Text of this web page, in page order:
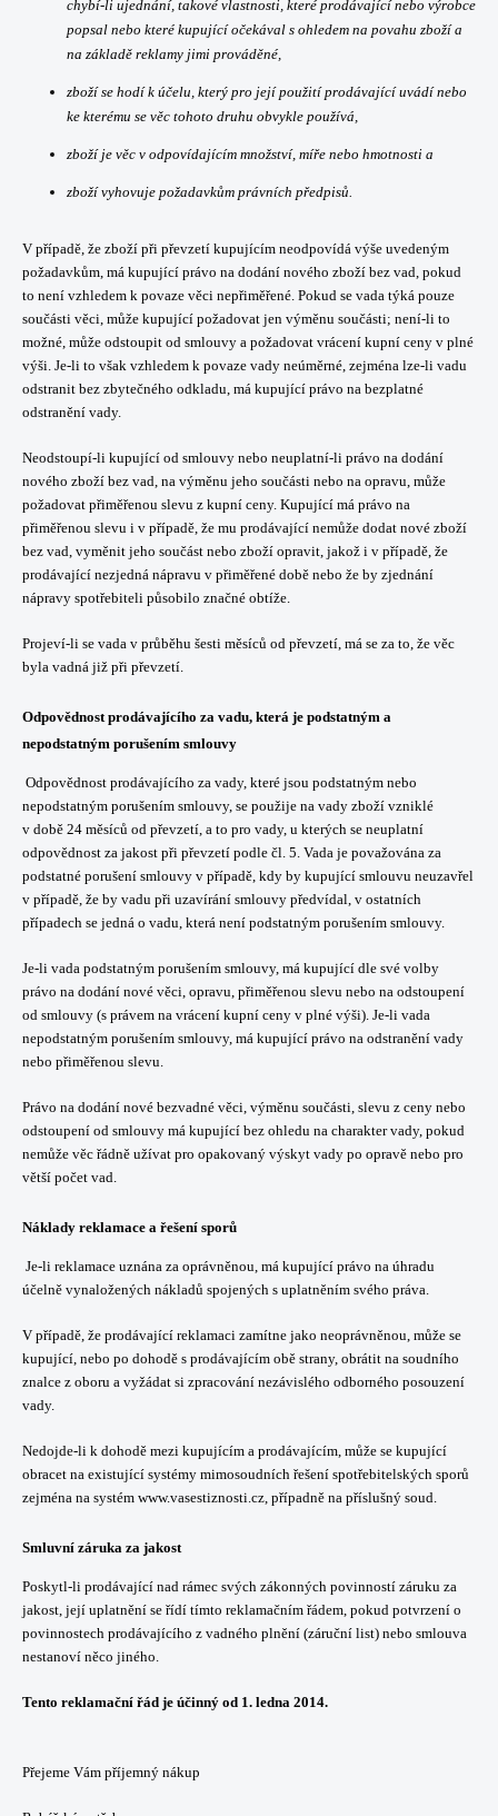
chybí-li ujednání, takové vlastnosti, které prodávající nebo výrobce
popsal nebo které kupující očekával s ohledem na povahu zboží a
na základě reklamy jimi prováděné,
zboží se hodí k účelu, který pro její použití prodávající uvádí nebo
ke kterému se věc tohoto druhu obvykle používá,
zboží je věc v odpovídajícím množství, míře nebo hmotnosti a
zboží vyhovuje požadavkům právních předpisů.
V případě, že zboží při převzetí kupujícím neodpovídá výše uvedeným
požadavkům, má kupující právo na dodání nového zboží bez vad, pokud
to není vzhledem k povaze věci nepřiměřené. Pokud se vada týká pouze
součásti věci, může kupující požadovat jen výměnu součásti; není-li to
možné, může odstoupit od smlouvy a požadovat vrácení kupní ceny v plné
výši. Je-li to však vzhledem k povaze vady neúměrné, zejména lze-li vadu
odstranit bez zbytečného odkladu, má kupující právo na bezplatné
odstranění vady.
Neodstoupí-li kupující od smlouvy nebo neuplatní-li právo na dodání
nového zboží bez vad, na výměnu jeho součásti nebo na opravu, může
požadovat přiměřenou slevu z kupní ceny. Kupující má právo na
přiměřenou slevu i v případě, že mu prodávající nemůže dodat nové zboží
bez vad, vyměnit jeho součást nebo zboží opravit, jakož i v případě, že
prodávající nezjedná nápravu v přiměřené době nebo že by zjednání
nápravy spotřebiteli působilo značné obtíže.
Projeví-li se vada v průběhu šesti měsíců od převzetí, má se za to, že věc
byla vadná již při převzetí.
Odpovědnost prodávajícího za vadu, která je podstatným a
nepodstatným porušením smlouvy
Odpovědnost prodávajícího za vady, které jsou podstatným nebo
nepodstatným porušením smlouvy, se použije na vady zboží vzniklé
v době 24 měsíců od převzetí, a to pro vady, u kterých se neuplatní
odpovědnost za jakost při převzetí podle čl. 5. Vada je považována za
podstatné porušení smlouvy v případě, kdy by kupující smlouvu neuzavřel
v případě, že by vadu při uzavírání smlouvy předvídal, v ostatních
případech se jedná o vadu, která není podstatným porušením smlouvy.
Je-li vada podstatným porušením smlouvy, má kupující dle své volby
právo na dodání nové věci, opravu, přiměřenou slevu nebo na odstoupení
od smlouvy (s právem na vrácení kupní ceny v plné výši). Je-li vada
nepodstatným porušením smlouvy, má kupující právo na odstranění vady
nebo přiměřenou slevu.
Právo na dodání nové bezvadné věci, výměnu součásti, slevu z ceny nebo
odstoupení od smlouvy má kupující bez ohledu na charakter vady, pokud
nemůže věc řádně užívat pro opakovaný výskyt vady po opravě nebo pro
větší počet vad.
Náklady reklamace a řešení sporů
Je-li reklamace uznána za oprávněnou, má kupující právo na úhradu
účelně vynaložených nákladů spojených s uplatněním svého práva.
V případě, že prodávající reklamaci zamítne jako neoprávněnou, může se
kupující, nebo po dohodě s prodávajícím obě strany, obrátit na soudního
znalce z oboru a vyžádat si zpracování nezávislého odborného posouzení
vady.
Nedojde-li k dohodě mezi kupujícím a prodávajícím, může se kupující
obracet na existující systémy mimosoudních řešení spotřebitelských sporů
zejména na systém www.vasestiznosti.cz, případně na příslušný soud.
Smluvní záruka za jakost
Poskytl-li prodávající nad rámec svých zákonných povinností záruku za
jakost, její uplatnění se řídí tímto reklamačním řádem, pokud potvrzení o
povinnostech prodávajícího z vadného plnění (záruční list) nebo smlouva
nestanoví něco jiného.
Tento reklamační řád je účinný od 1. ledna 2014.
Přejeme Vám příjemný nákup